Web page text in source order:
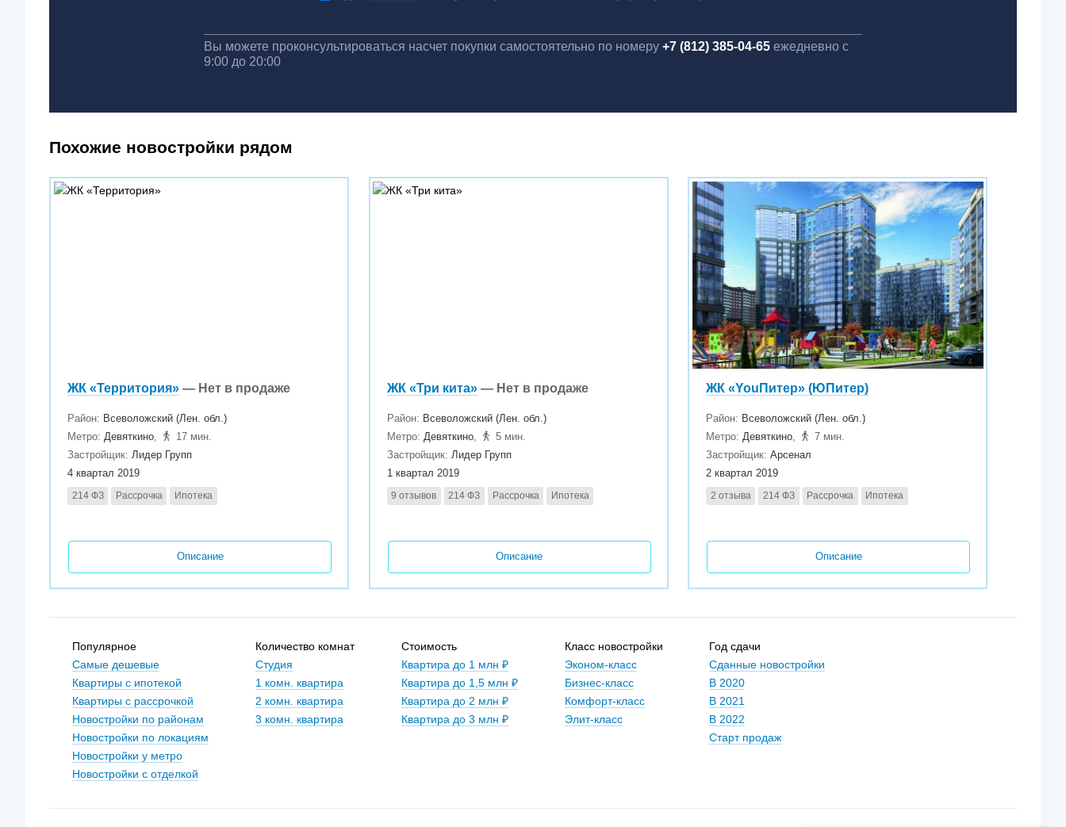
Вы можете проконсультироваться насчет покупки самостоятельно по номеру+7 (812) 385-04-65 ежедневно с
9:00 до 20:00
Похожие новостройки рядом
ЖК «Территория» — Нет в продаже
Район: Всеволожский (Лен. обл.)
Метро: Девяткино,
17 мин.
Застройщик: Лидер Групп
4 квартал 2019
214 ФЗ
Рассрочка Ипотека
Описание
ЖК «Три кита» — Нет в продаже
Район: Всеволожский (Лен. обл.)
Метро: Девяткино,
5 мин.
Застройщик: Лидер Групп
1 квартал 2019
9 отзывов
214 ФЗ Рассрочка Ипотека
Описание
ЖК «YouПитер» (ЮПитер)
Район: Всеволожский (Лен. обл.)
Метро: Девяткино
7 мин.
Застройщик:Арсенал
2 квартал 2019
2 отзыва
214 ФЗ Рассрочка Ипотека
Описание
Популярное
Самые дешевые
Квартиры с ипотекой
Квартиры с рассрочкой
Новостройки по районам
Новостройки по локациям
Новостройки у метро
Новостройки с отделкой
Количество комнат
Студия
1 комн. квартира
2 комн. квартира
3 комн. квартира
Стоимость
Квартира до 1 млн ₽
Квартира до 1,5 млн ₽
Квартира до 2 млн ₽
Квартира до 3 млн ₽
Класс новостройки
Эконом-класс
Бизнес-класс
Комфорт-класс
Элит-класс
Год сдачи
Сданные новостройки
В 2020
В 2021
В 2022
Старт продаж